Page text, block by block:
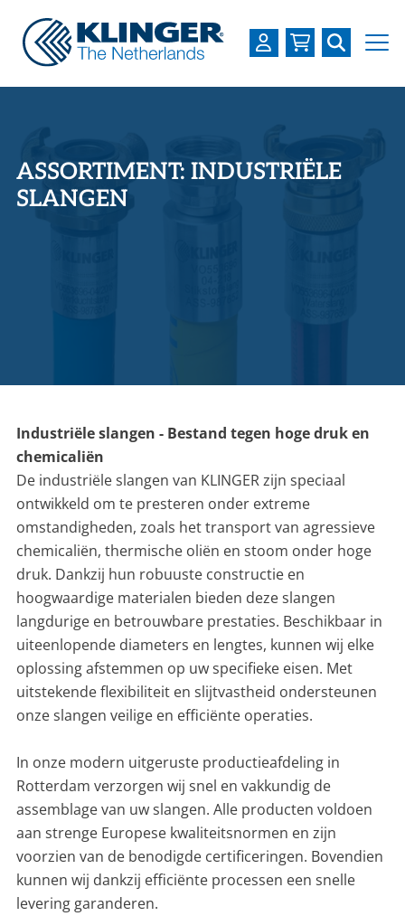
PRODUCTEN
INDUSTRIEËN
WERKEN BIJ
CONTACT
NLEN
ASSORTIMENT: INDUSTRIËLE
SLANGEN
Industriële slangen - Bestand tegen hoge druk en
chemicaliën
De industriële slangen van KLINGER zijn speciaal
ontwikkeld om te presteren onder extreme
omstandigheden, zoals het transport van agressieve
chemicaliën, thermische oliën en stoom onder hoge
druk. Dankzij hun robuuste constructie en
hoogwaardige materialen bieden deze slangen
langdurige en betrouwbare prestaties. Beschikbaar in
uiteenlopende diameters en lengtes, kunnen wij elke
oplossing afstemmen op uw specifieke eisen. Met
uitstekende flexibiliteit en slijtvastheid ondersteunen
onze slangen veilige en efficiënte operaties.
In onze modern uitgeruste productieafdeling in
Rotterdam verzorgen wij snel en vakkundig de
assemblage van uw slangen. Alle producten voldoen
aan strenge Europese kwaliteitsnormen en zijn
voorzien van de benodigde certificeringen. Bovendien
kunnen wij dankzij efficiënte processen een snelle
levering garanderen.